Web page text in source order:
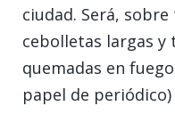
ciudad. Será,
cebolletas largas y
quemadas en
papel de